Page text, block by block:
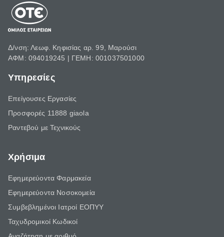
Δ/νση: Λεωφ. Κηφισίας αρ. 99, Μαρούσι
ΑΦΜ: 094019245 | ΓΕΜΗ: 001037501000
Υπηρεσίες
Επείγουσες Εργασίες
Προσφορές 11888 giaola
Ραντεβού με Τεχνικούς
Χρήσιμα
Εφημερεύοντα Φαρμακεία
Εφημερεύοντα Νοσοκομεία
Συμβεβλημένοι Ιατροί ΕΟΠΥΥ
Ταχυδρομικοί Κωδικοί